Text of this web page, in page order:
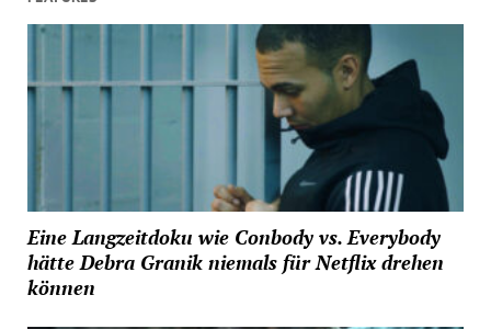
Eine Langzeitdoku wie Conbody vs. Everybody
hätte Debra Granik niemals für Netflix drehen
können